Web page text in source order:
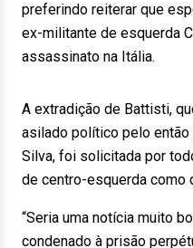
preferindo reiterar que
ex-militante de esquerda
assassinato na Itália.
A extradição de Battisti,
asilado político pelo
Silva, foi solicitada por
de centro-esquerda como
“Seria uma notícia muito
condenado à prisão